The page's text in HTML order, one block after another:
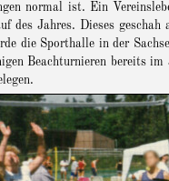
normal ist. Ein
des Jahres. Dieses geschah
die Sporthalle in der
Beachturnieren bereits